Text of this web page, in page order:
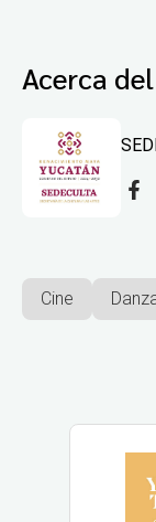
Acerca
Cine